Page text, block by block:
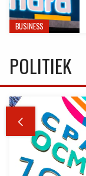
BUSINESS
POLITIEK
